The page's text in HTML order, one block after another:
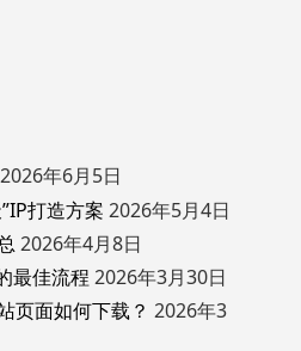
2026年6月5日
打造方案 2026年5月4日
2026年4月8日
最佳流程 2026年3月30日
页面如何下载？ 2026年3